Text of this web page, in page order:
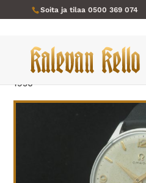
Soita ja tilaa 0500 369 074
Verkkokauppa/Miesten kellot
1956